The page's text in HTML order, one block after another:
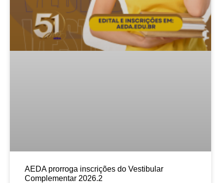
AEDA prorroga inscrições do Vestibular
Complementar 2026.2